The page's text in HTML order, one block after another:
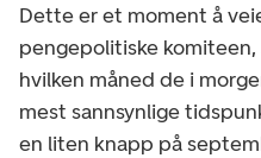
Dette er et moment å
pengepolitiske
hvilken måned de i
mest sannsynlige
en liten knapp på